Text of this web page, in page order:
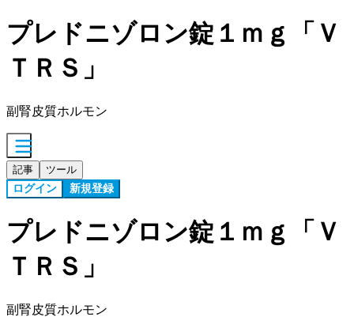
プレドニゾロン錠１ｍｇ「Ｖ
ＴＲＳ」
副腎皮質ホルモン
記事 ツール
ログイン 新規登録
プレドニゾロン錠１ｍｇ「Ｖ
ＴＲＳ」
副腎皮質ホルモン